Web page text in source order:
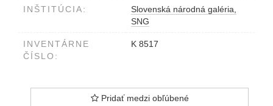
INŠTITÚCIA:
Slovenská národná galéria,
SNG
INVENTÁRNE
ČÍSLO:
K 8517
Pridať medzi obľúbené